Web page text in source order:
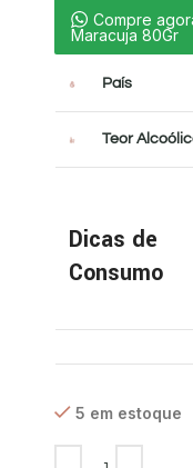
Compre
Maracuja 80Gr
País
Teor
Dicas de
Consumo
5 em estoque